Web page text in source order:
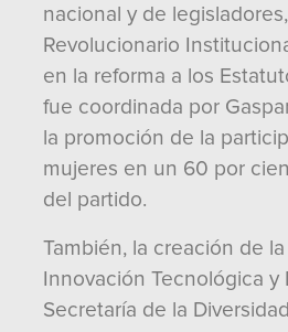
nacional y de
Revolucionario
en la reforma a los
fue coordinada por
la promoción de la
mujeres en un 60 por
del partido.
También, la creación de
Innovación Tecnológica y
Secretaría de la